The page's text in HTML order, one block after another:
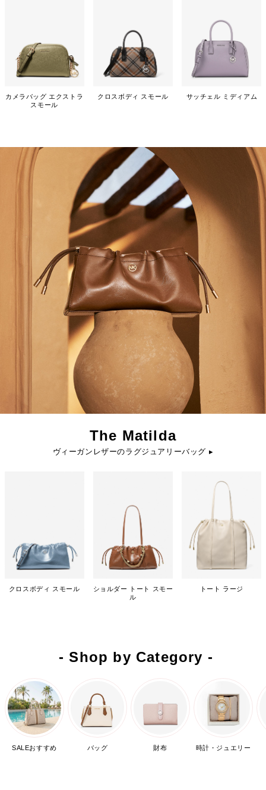
カメラバッグ エクストラ
スモール
クロスボディ スモール サッチェル ミディアム
The Matilda
ヴィーガンレザーのラグジュアリーバッグ ▸
クロスボディ スモール
ショルダー トート スモー
ル
トート ラージ
- Shop by Category -
SALEおすすめ バッグ 財布 時計・ジュエリー